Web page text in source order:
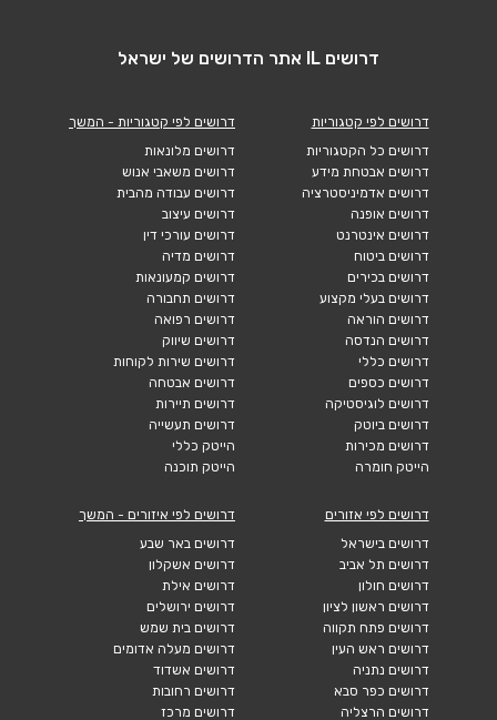
דרושים IL אתר הדרושים של ישראל
דרושים לפי קטגוריות
דרושים כל הקטגוריות
דרושים אבטחת מידע
דרושים אדמיניסטרציה
דרושים אופנה
דרושים אינטרנט
דרושים ביטוח
דרושים בכירים
דרושים בעלי מקצוע
דרושים הוראה
דרושים הנדסה
דרושים כללי
דרושים כספים
דרושים לוגיסטיקה
דרושים ביוטק
דרושים מכירות
הייטק חומרה
דרושים לפי קטגוריות - המשך
דרושים מלונאות
דרושים משאבי אנוש
דרושים עבודה מהבית
דרושים עיצוב
דרושים עורכי דין
דרושים מדיה
דרושים קמעונאות
דרושים תחבורה
דרושים רפואה
דרושים שיווק
דרושים שירות לקוחות
דרושים אבטחה
דרושים תיירות
דרושים תעשייה
הייטק כללי
הייטק תוכנה
דרושים לפי אזורים
דרושים בישראל
דרושים תל אביב
דרושים חולון
דרושים ראשון לציון
דרושים פתח תקווה
דרושים ראש העין
דרושים נתניה
דרושים כפר סבא
דרושים הרצליה
דרושים לפי איזורים - המשך
דרושים באר שבע
דרושים אשקלון
דרושים אילת
דרושים ירושלים
דרושים בית שמש
דרושים מעלה אדומים
דרושים אשדוד
דרושים רחובות
דרושים מרכז